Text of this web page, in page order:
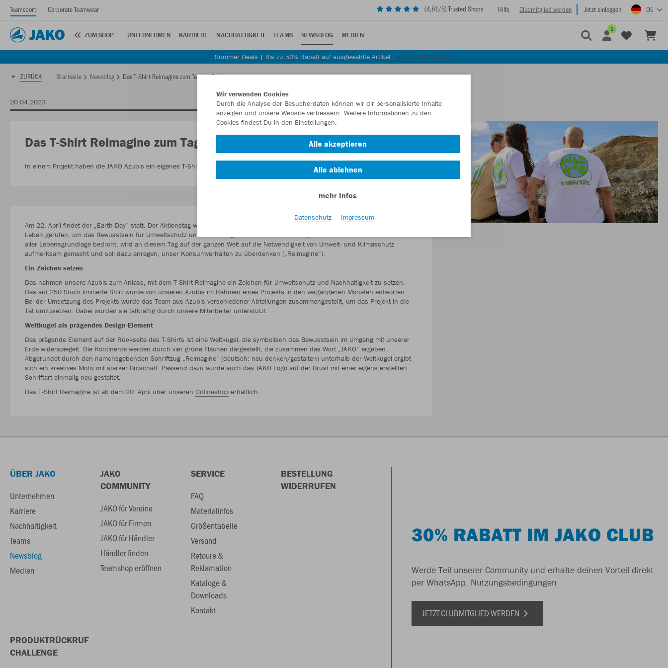
Teamsport Corporate Teamwear (4,61/5) Trusted Shops Hilfe Clubmitglied werden Jetzt einloggen DE
ZUM SHOP UNTERNEHMEN KARRIERE NACHHALTIGKEIT TEAMS NEWSBLOG MEDIEN
1
Summer Deals | Bis zu 50% Rabatt auf ausgewählte Artikel | JETZT ENTDECKEN
ZURÜCK Startseite Newsblog Das T-Shirt Reimagine zum Tag der Erde
20.04.2023
Das T-Shirt Reimagine zum Tag der Erde
In einem Projekt haben die JAKO Azubis ein eigenes T-Shirt Design entwickelt.
Am 22. April findet der „Earth Day“ statt. Der Aktionstag wird seit über 50 Jahren jährlich begangen. Er wurde von der UN ins
Leben gerufen, um das Bewusstsein für Umweltschutz und Nachhaltigkeit zu stärken. In Zeiten, in denen der Klimawandel unser
aller Lebensgrundlage bedroht, wird an diesem Tag auf der ganzen Welt auf die Notwendigkeit von Umwelt- und Klimaschutz
aufmerksam gemacht und soll dazu anregen, unser Konsumverhalten zu überdenken („Reimagine“).
Ein Zeichen setzen
Das nahmen unsere Azubis zum Anlass, mit dem T-Shirt Reimagine ein Zeichen für Umweltschutz und Nachhaltigkeit zu setzen.
Das auf 250 Stück limitierte Shirt wurde von unseren Azubis im Rahmen eines Projekts in den vergangenen Monaten entworfen.
Bei der Umsetzung des Projekts wurde das Team aus Azubis verschiedener Abteilungen zusammengestellt, um das Projekt in die
Tat umzusetzen. Dabei wurden sie tatkräftig durch unsere Mitarbeiter unterstützt.
Weltkugel als prägendes Design-Element
Das prägende Element auf der Rückseite des T-Shirts ist eine Weltkugel, die symbolisch das Bewusstsein im Umgang mit unserer
Erde widerspiegelt. Die Kontinente werden durch vier grüne Flächen dargestellt, die zusammen das Wort „JAKO“ ergeben.
Abgerundet durch den namensgebenden Schriftzug „Reimagine“ (deutsch: neu denken/gestalten) unterhalb der Weltkugel ergibt
sich ein kreatives Motiv mit starker Botschaft. Passend dazu wurde auch das JAKO Logo auf der Brust mit einer eigens erstellten
Schriftart einmalig neu gestaltet.
Das T-Shirt Reimagine ist ab dem 20. April über unseren Onlineshop erhältlich.
ÜBER JAKO
Unternehmen
Karriere
Nachhaltigkeit
Teams
Newsblog
Medien
JAKO
COMMUNITY
JAKO für Vereine
JAKO für Firmen
JAKO für Händler
Händler finden
Teamshop eröffnen
SERVICE
FAQ
Materialinfos
Größentabelle
Versand
Retoure &
Reklamation
Kataloge &
Downloads
Kontakt
BESTELLUNG
WIDERRUFEN
PRODUKTRÜCKRUF
CHALLENGE
30% RABATT IM JAKO CLUB
Werde Teil unserer Community und erhalte deinen Vorteil direkt
per WhatsApp. Nutzungsbedingungen
JETZT CLUBMITGLIED WERDEN
Wir verwenden Cookies
Durch die Analyse der Besucherdaten können wir dir personalisierte Inhalte
anzeigen und unsere Website verbessern. Weitere Informationen zu den
Cookies findest Du in den Einstellungen.
Alle akzeptieren
Alle ablehnen
mehr Infos
Datenschutz Impressum